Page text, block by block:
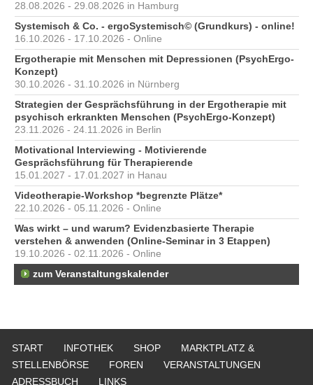
28.08.2026 - 29.08.2026 in Hamburg
Systemisch & Co. - ergoSystemisch© (Grundkurs) - online!
16.10.2026 - 17.10.2026 - Online
Ergotherapie mit Menschen mit Depressionen (PsychErgo-
Konzept)
30.10.2026 - 31.10.2026 in Nürnberg
Strategien der Gesprächsführung in der Ergotherapie mit
psychisch erkrankten Menschen (PsychErgo-Konzept)
23.11.2026 - 24.11.2026 in Berlin
Motivational Interviewing - Motivierende
Gesprächsführung für Therapierende
15.01.2027 - 17.01.2027 in Hanau
Videotherapie-Workshop *begrenzte Plätze*
22.10.2026 - 05.11.2026 - Online
Was wirkt – und warum? Evidenzbasierte Therapie
verstehen & anwenden (Online-Seminar in 3 Etappen)
19.10.2026 - 02.11.2026 - Online
zum Veranstaltungskalender
START INFOTHEK SHOP
MARKTPLATZ &
STELLENBÖRSE
FOREN
VERANSTALTUNGEN
ADRESSBUCH
LINKS